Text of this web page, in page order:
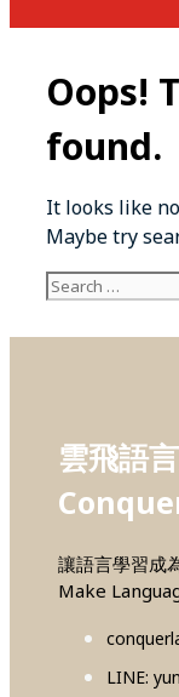
Oops!
found.
It looks like
Maybe try
Search
雲飛語
讓語言學習成
Make
LINE: